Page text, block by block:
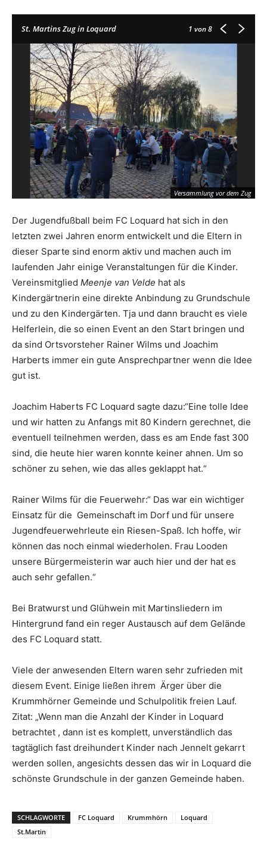
St. Martins Zug in Loquard 1 von 8
Versammlung vor dem Zug
Der Jugendfußball beim FC Loquard hat sich in den
letzten zwei Jahren enorm entwickelt und die Eltern in
dieser Sparte sind enorm aktiv und machen auch im
laufenden Jahr einige Veranstaltungen für die Kinder.
Vereinsmitglied Meenje van Velde hat als
Kindergärtnerin eine direkte Anbindung zu Grundschule
und zu den Kindergärten. Tja und dann braucht es viele
Helferlein, die so einen Event an den Start bringen und
da sind Ortsvorsteher Rainer Wilms und Joachim
Harberts immer ein gute Ansprechpartner wenn die Idee
gut ist.
Joachim Haberts FC Loquard sagte dazu:“Eine tolle Idee
und wir hatten zu Anfangs mit 80 Kindern gerechnet, die
eventuell teilnehmen werden, dass es am Ende fast 300
sind, die heute hier waren konnte keiner ahnen. Um so
schöner zu sehen, wie das alles geklappt hat.“
Rainer Wilms für die Feuerwehr:“ Das war ein wichtiger
Einsatz für die Gemeinschaft im Dorf und für unsere
Jugendfeuerwehrleute ein Riesen-Spaß. Ich hoffe, wir
können das noch einmal wiederholen. Frau Looden
unsere Bürgermeisterin war auch hier und der hat es
auch sehr gefallen.“
Bei Bratwurst und Glühwein mit Martinsliedern im
Hintergrund fand ein reger Austausch auf dem Gelände
des FC Loquard statt.
Viele der anwesenden Eltern waren sehr zufrieden mit
diesem Event. Einige ließen ihrem Ärger über die
Krummhörner Gemeinde und Schulpolitik freien Lauf.
Zitat: „Wenn man die Anzahl der Kinder in Loquard
betrachtet , dann ist es komplett, unverständlich das
tagtäglich fast dreihundert Kinder nach Jennelt gekarrt
werden sollen, angesichts dessen das wir in Loquard die
schönste Grundschule in der ganzen Gemeinde haben.
SCHLAGWORTE FC Loquard Krummhörn
Loquard
St.Martin